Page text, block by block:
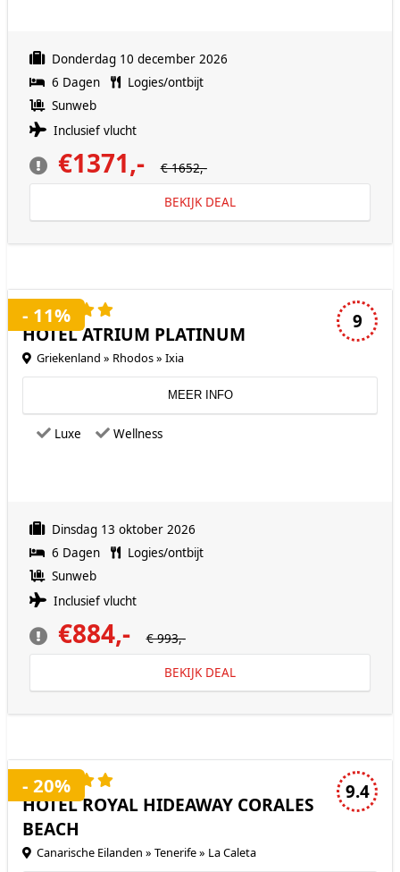
Donderdag 10 december 2026
6 Dagen
Logies/ontbijt
Sunweb
Inclusief vlucht
€1371,- € 1652,-
BEKIJK DEAL
9
HOTEL ATRIUM PLATINUM
Griekenland » Rhodos » Ixia
MEER INFO
Luxe Wellness
Dinsdag 13 oktober 2026
6 Dagen
Logies/ontbijt
Sunweb
Inclusief vlucht
€884,- € 993,-
- 11%
BEKIJK DEAL
9.4
HOTEL ROYAL HIDEAWAY CORALES
BEACH
Canarische Eilanden » Tenerife » La Caleta
- 20%